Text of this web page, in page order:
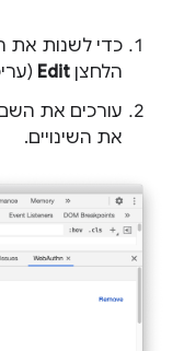
כדי לשנות את
הלחצן Edit
עורכים את השם
את השינויים.